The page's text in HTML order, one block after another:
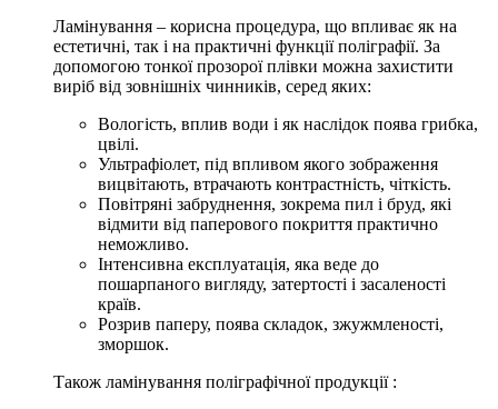
Ламінування – корисна процедура, що впливає як на
естетичні, так і на практичні функції поліграфії. За
допомогою тонкої прозорої плівки можна захистити
виріб від зовнішніх чинників, серед яких:
Вологість, вплив води і як наслідок поява грибка,
цвілі.
Ультрафіолет, під впливом якого зображення
вицвітають, втрачають контрастність, чіткість.
Повітряні забруднення, зокрема пил і бруд, які
відмити від паперового покриття практично
неможливо.
Інтенсивна експлуатація, яка веде до
пошарпаного вигляду, затертості і засаленості
країв.
Розрив паперу, поява складок, зжужмленості,
зморшок.
Також ламінування поліграфічної продукції :